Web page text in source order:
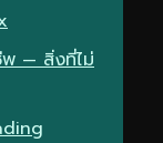
พ — สิ่งที่ไม่